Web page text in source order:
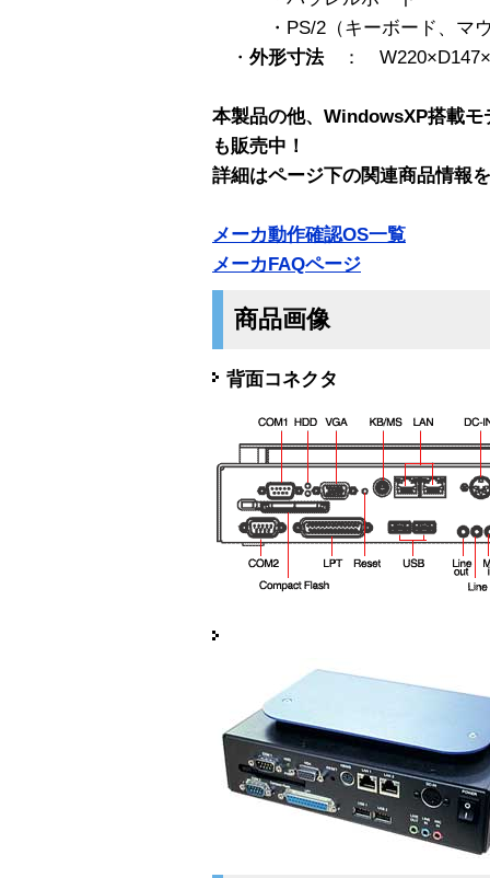
・PS/2（キーボード、マウ
・ 外形寸法：
本製品の他、WindowsXP搭載
も販売中！
詳細はページ下の関連商品情報
メーカ動作確認OS一覧
メーカFAQページ
商品画像
背面コネクタ